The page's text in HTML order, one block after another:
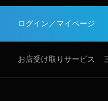
ログイン／マイページ
お店受け取りサービス